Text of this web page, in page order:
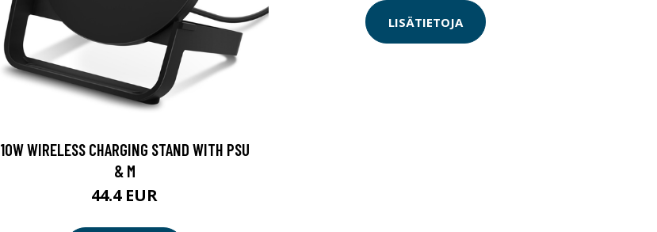
10W WIRELESS CHARGING STAND WITH PSU
& M
44.4 EUR
LISÄTIETOJA